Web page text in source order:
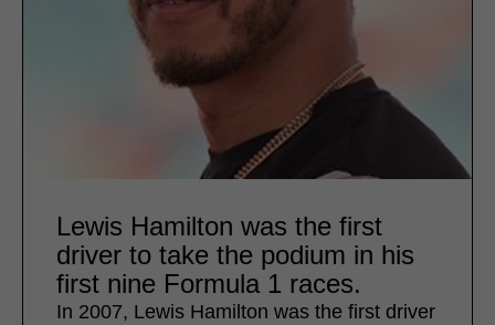
Lewis Hamilton was the first
driver to take the podium in his
first nine Formula 1 races.
In 2007, Lewis Hamilton was the first driver